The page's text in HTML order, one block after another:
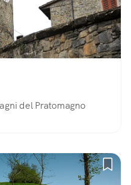
del Pratomagno